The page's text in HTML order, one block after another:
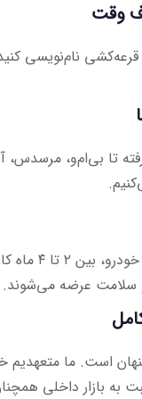
وقت
نام‌نویسی
تا بی‌ام‌و،
با رعایت
سلامت عرضه می‌شوند.
است. ما متعهدیم
بازار داخلی